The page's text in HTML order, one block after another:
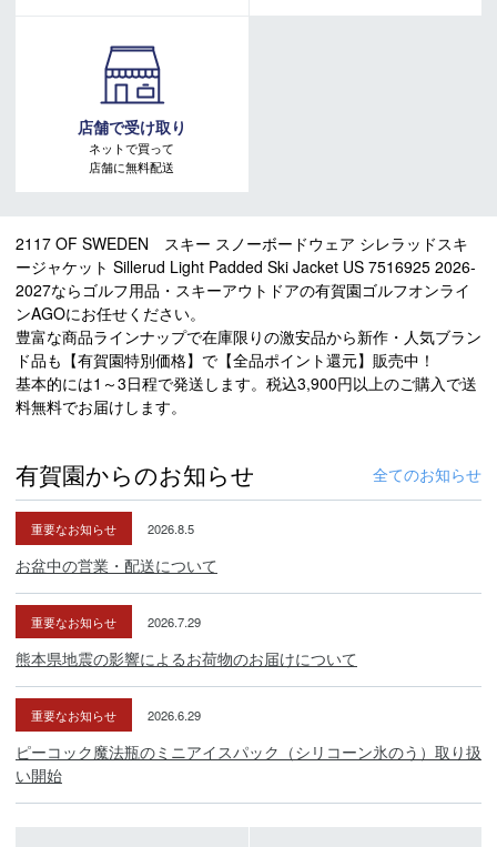
店舗で受け取り
ネットで買って
店舗に無料配送
2117 OF SWEDEN スキー スノーボードウェア シレラッドスキ
ージャケット Sillerud Light Padded Ski Jacket US 7516925 2026-
2027ならゴルフ用品・スキーアウトドアの有賀園ゴルフオンライ
ンAGOにお任せください。
豊富な商品ラインナップで在庫限りの激安品から新作・人気ブラン
ド品も【有賀園特別価格】で【全品ポイント還元】販売中！
基本的には1～3日程で発送します。税込3,900円以上のご購入で送
料無料でお届けします。
有賀園からのお知らせ 全てのお知らせ
重要なお知らせ 2026.8.5
お盆中の営業・配送について
重要なお知らせ 2026.7.29
熊本県地震の影響によるお荷物のお届けについて
重要なお知らせ 2026.6.29
ピーコック魔法瓶のミニアイスパック（シリコーン氷のう）取り扱
い開始